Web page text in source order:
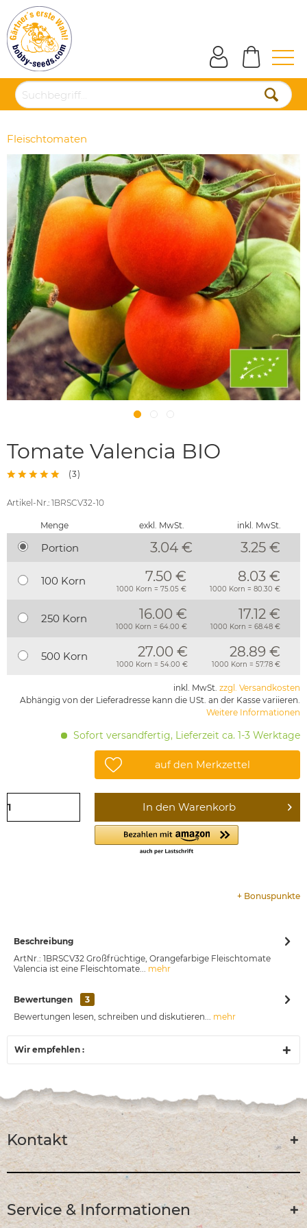
Fleischtomaten
Tomate Valencia BIO
(3)
Artikel-Nr.: 1BRSCV32-10
Menge exkl. MwSt. inkl. MwSt.
Portion 3.04 € 3.25 €
100 Korn 7.50 €
1000 Korn = 75.05 €
8.03 €
1000 Korn = 80.30 €
250 Korn 16.00 €
1000 Korn = 64.00 €
17.12 €
1000 Korn = 68.48 €
500 Korn 27.00 €
1000 Korn = 54.00 €
28.89 €
1000 Korn = 57.78 €
inkl. MwSt. zzgl. Versandkosten
Abhängig von der Lieferadresse kann die USt. an der Kasse variieren.
Weitere Informationen
Sofort versandfertig, Lieferzeit ca. 1-3 Werktage
auf den Merkzettel
In den Warenkorb
+ Bonuspunkte
Beschreibung
ArtNr.: 1BRSCV32 Großfrüchtige, Orangefarbige Fleischtomate
Valencia ist eine Fleischtomate... mehr
Bewertungen
3
Bewertungen lesen, schreiben und diskutieren... mehr
Wir empfehlen :
Kontakt
Service & Informationen